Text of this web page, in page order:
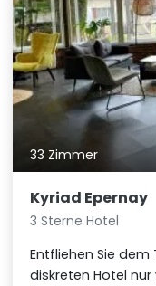
33 Zimmer
Kyriad Epernay
3 Sterne Hotel
Entfliehen Sie dem
diskreten Hotel